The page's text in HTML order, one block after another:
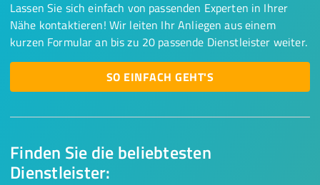
Finden Sie die beliebtesten
Dienstleister:
Lassen Sie sich einfach von passenden Experten in Ihrer
Nähe kontaktieren! Wir leiten Ihr Anliegen aus einem
kurzen Formular an bis zu 20 passende Dienstleister weiter.
SO EINFACH GEHT'S